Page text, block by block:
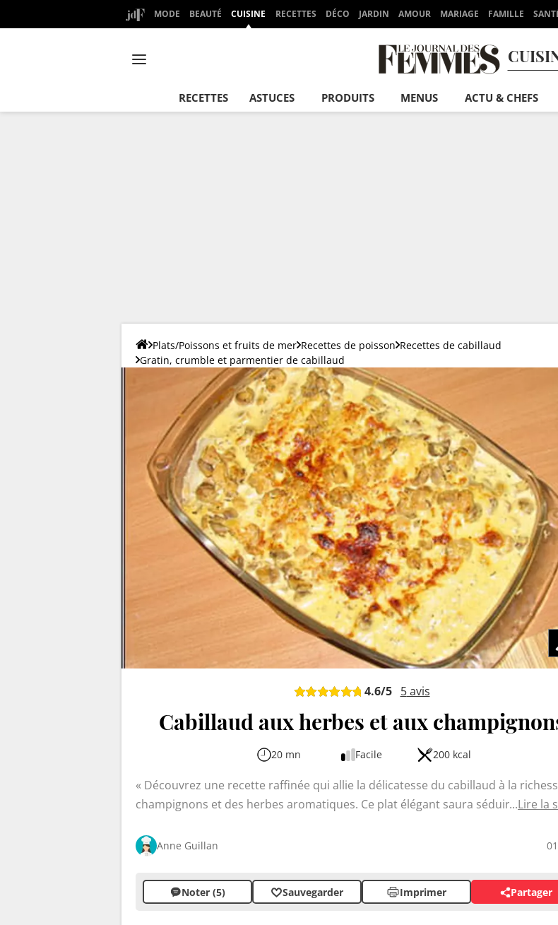
MODE BEAUTÉ CUISINE RECETTES DÉCO JARDIN AMOUR MARIAGE FAMILLE
RECETTES ASTUCES PRODUITS MENUS ACTU & CHEFS
Plats/Poissons et fruits de mer Recettes de poisson Recettes de cabillaud
Gratin, crumble et parmentier de cabillaud
4.6/5 5avis
Cabillaud aux herbes et aux
20 mn Facile 200 kcal
Découvrez une recette raffinée qui allie la délicatesse du cabillaud à la
champignons et des herbes aromatiques. Ce plat élégant saura séduire vos
tendreté du poisson, tandis que crème fraîche et vin blanc apportent une
Lire la
Anne Guillan
Noter (5) Sauvegarder Imprimer Partager